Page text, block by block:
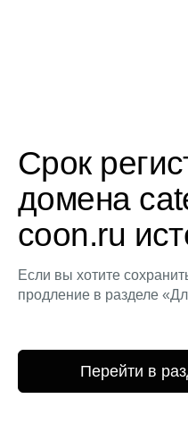
Срок
домена
coon.ru
Если вы хотите
продление в разделе
Перейти в